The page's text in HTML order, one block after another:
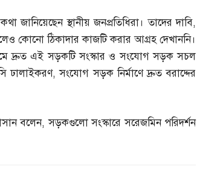
স্থানীয় জনপ্রতিধিরা। তাদের দাবি,
কোনো ঠিকাদার কাজটি করার আগ্রহ দেখাননি।
দ্রুত এই সড়কটি সংস্কার ও সংযোগ সড়ক সচল
ঢালাইকরণ,সংযোগ সড়ক নির্মাণে দ্রুত বরাদ্দের
বলেন,সড়কগুলো সংস্কারে সরেজমিন পরিদর্শন